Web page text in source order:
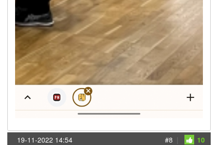
19-11-2022 14:54 #8 | 10